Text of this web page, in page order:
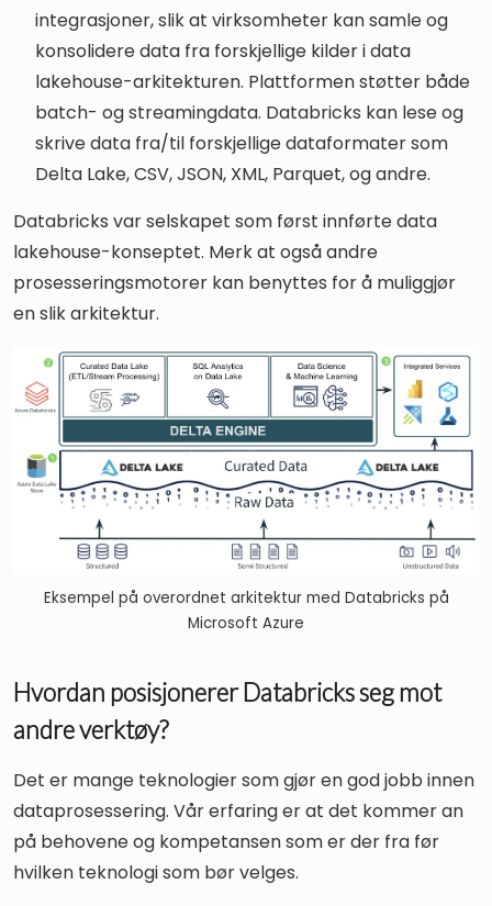
integrasjoner, slik at virksomheter kan samle og
konsolidere data fra forskjellige kilder i data
lakehouse-arkitekturen. Plattformen støtter både
batch- og streamingdata. Databricks kan lese og
skrive data fra/til forskjellige dataformater som
Delta Lake, CSV, JSON, XML, Parquet, og andre.
Databricks var selskapet som først innførte data
lakehouse-konseptet. Merk at også andre
prosesseringsmotorer kan benyttes for å muliggjør
en slik arkitektur.
Eksempel på overordnet arkitektur med Databricks på
Microsoft Azure
Hvordan posisjonerer Databricks seg mot
andre verktøy?
Det er mange teknologier som gjør en god jobb innen
dataprosessering. Vår erfaring er at det kommer an
på behovene og kompetansen som er der fra før
hvilken teknologi som bør velges.